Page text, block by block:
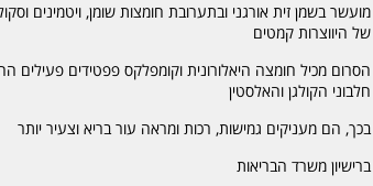
מועשר בשמן זית אורגני ובתערובת חומצות שומן, ויטמינים
של היווצרות קמטים
הסרום מכיל חומצה היאלורונית וקומפלקס פפטידים פעילים
חלבוני הקולגן והאלסטין
בכך, הם מעניקים גמישות, רכות ומראה עור בריא וצעיר יותר
ברישיון משרד הבריאות